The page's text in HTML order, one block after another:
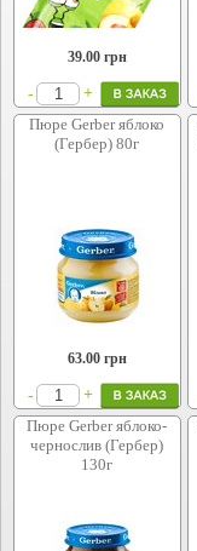
39.00грн
- +
Пюре Gerber яблоко
(Гербер) 80г
63.00грн
- +
Пюре Gerber яблоко-
чернослив (Гербер)
130г